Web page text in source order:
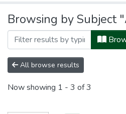
All of DSpace
Browsing by Subject
All browse results
Now showing 1 - 3 of 3